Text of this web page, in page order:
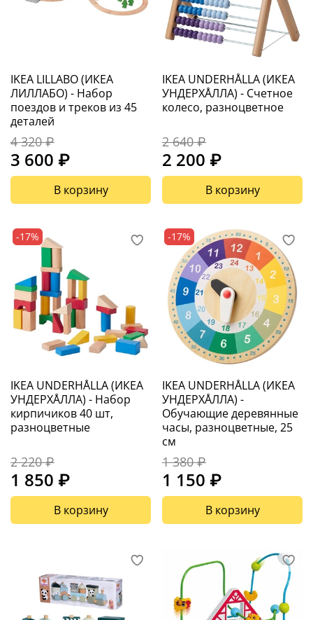
IKEA LILLABO (ИКЕА
ЛИЛЛАБО) - Набор
поездов и треков из 45
деталей
4 320 ₽
3 600 ₽
В корзину
IKEA UNDERHÅLLA (ИКЕА
УНДЕРХÅЛЛА) - Счетное
колесо, разноцветное
2 640 ₽
2 200 ₽
В корзину
-17%
IKEA UNDERHÅLLA (ИКЕА
УНДЕРХÅЛЛА) - Набор
кирпичиков 40 шт,
разноцветные
2 220 ₽
1 850 ₽
В корзину
-17%
IKEA UNDERHÅLLA (ИКЕА
УНДЕРХÅЛЛА) -
Обучающие деревянные
часы, разноцветные, 25
см
1 380 ₽
1 150 ₽
В корзину